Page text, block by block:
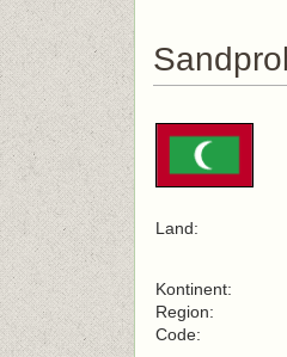
Land:
Kontinent:
Region:
Code: